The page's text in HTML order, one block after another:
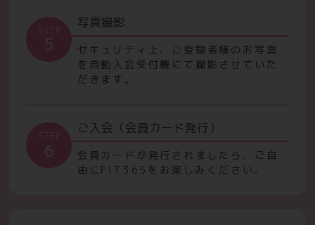
STEP
5
写真撮影
セキュリティ上、ご登録者様のお写真
を自動入会受付機にて撮影させていた
だきます。
STEP
6
ご入会（会員カード発行）
会員カードが発行されましたら、ご自
由にFIT365をお楽しみください。